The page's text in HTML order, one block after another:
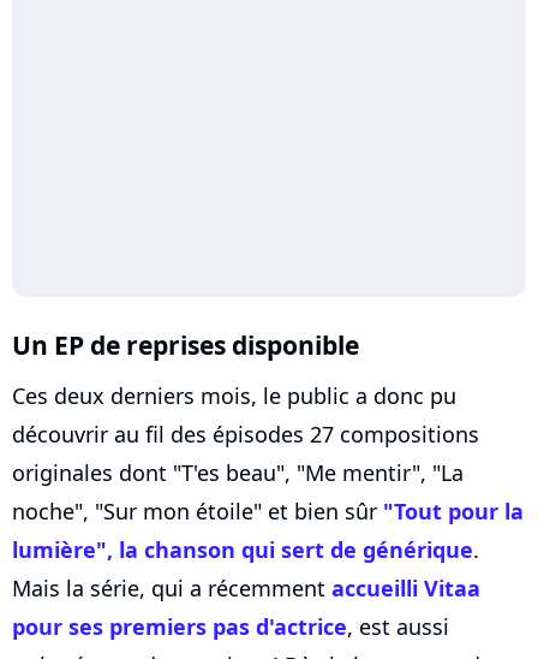
Un EP de reprises disponible
Ces deux derniers mois, le public a donc pu
découvrir au fil des épisodes 27 compositions
originales dont "T'es beau", "Me mentir", "La
noche", "Sur mon étoile" et bien sûr "Tout pour la
lumière", la chanson qui sert de générique.
Mais la série, qui a récemment accueilli Vitaa
pour ses premiers pas d'actrice, est aussi